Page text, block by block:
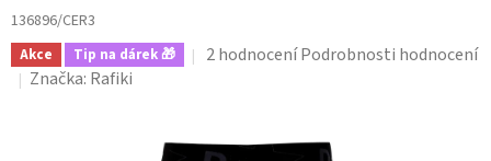
136896/CER3
Akce Tip na dárek 🎁
Průměrné
5,0
2 hodnocení Podrobnosti hodnocení
Značka: Rafiki